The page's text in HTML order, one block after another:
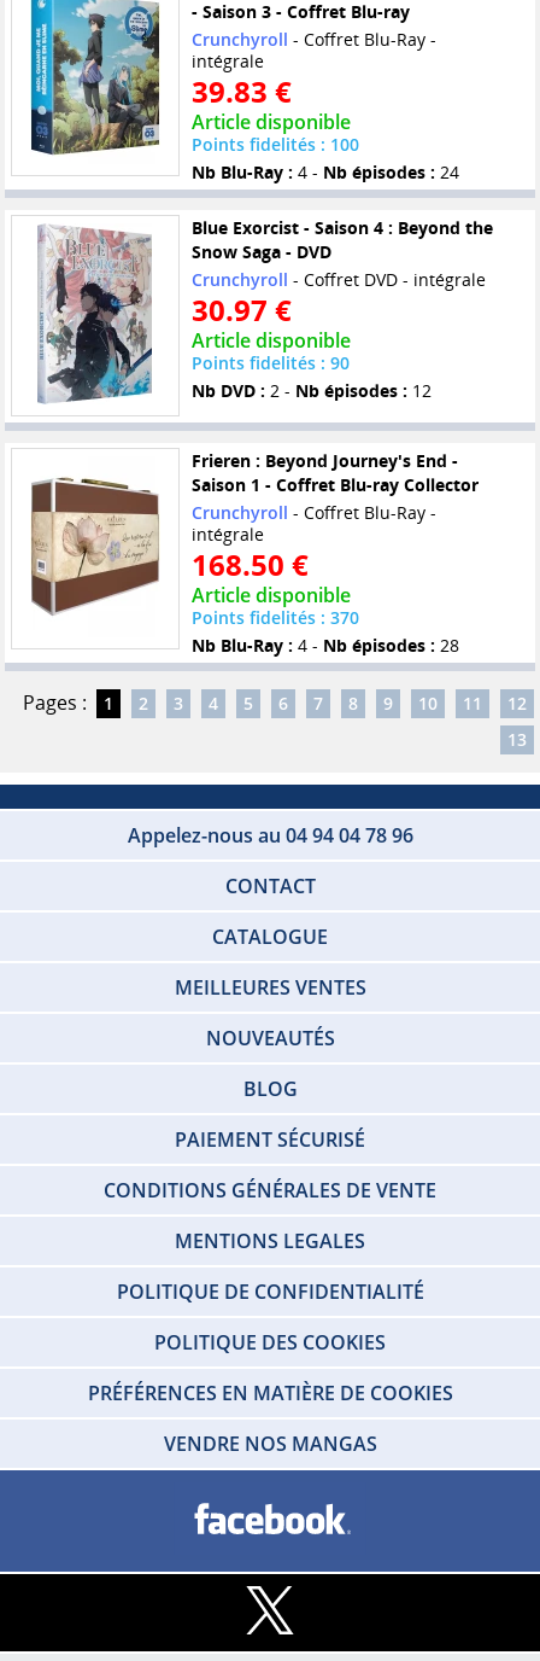
- Saison 3 - Coffret Blu-ray
Crunchyroll - Coffret Blu-Ray -
intégrale
39.83 €
Article disponible
Points fidelités : 100
Nb Blu-Ray : 4 - Nb épisodes : 24
Blue Exorcist - Saison 4 : Beyond the
Snow Saga - DVD
Crunchyroll - Coffret DVD - intégrale
30.97 €
Article disponible
Points fidelités : 90
Nb DVD : 2 - Nb épisodes : 12
Frieren : Beyond Journey's End -
Saison 1 - Coffret Blu-ray Collector
Crunchyroll - Coffret Blu-Ray -
intégrale
168.50 €
Article disponible
Points fidelités : 370
Nb Blu-Ray : 4 - Nb épisodes : 28
Pages : 1 2 3 4 5 6 7 8 9 10 11
12
13
Appelez-nous au 04 94 04 78 96
CONTACT
CATALOGUE
MEILLEURES VENTES
NOUVEAUTÉS
BLOG
PAIEMENT SÉCURISÉ
CONDITIONS GÉNÉRALES DE VENTE
MENTIONS LEGALES
POLITIQUE DE CONFIDENTIALITÉ
POLITIQUE DES COOKIES
PRÉFÉRENCES EN MATIÈRE DE COOKIES
VENDRE NOS MANGAS